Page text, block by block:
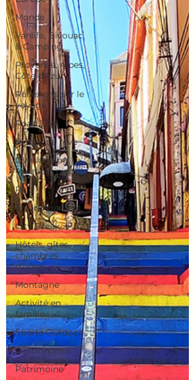
Monde
Vanlife, Bivouac
& Camping
Provence, Alpes,
Côte d'Azur
Réflexions sur le
voyage
Road Trip
Plages de rêve
Overlanding,
4x4, hors pistes
Raid
Environnement
City Break
Hôtels, gîtes,
chambres
d'hôtes
Montagne
Activité en
famille
Sports Outdoor
Gastronomie
Patrimoine